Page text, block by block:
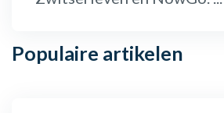
Populaire artikelen